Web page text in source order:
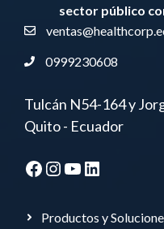
sector público
0999230608
Tulcán N54-164 y
Quito - Ecuador
Facebook
Instagram
YouTube
LinkedIn
Productos y